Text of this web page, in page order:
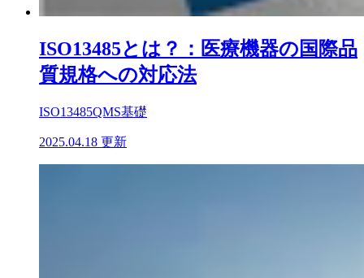
ISO13485とは？：医療機器の国際品
質規格への対応法
ISO13485QMS基礎
2025.04.18 更新